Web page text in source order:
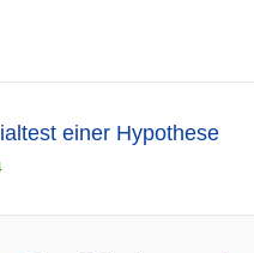
einer Hypothese